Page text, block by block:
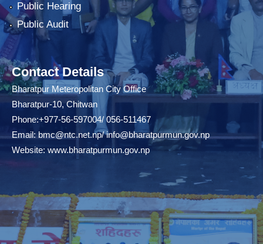
Public Hearing
Public Audit
Contact Details
Bharatpur Meteropolitan City Office
Bharatpur-10, Chitwan
Phone:+977-56-597004/ 056-511467
Email:bmc@ntc.net.np/info@bharatpurmun.gov.np
Website: www.bharatpurmun.gov.np